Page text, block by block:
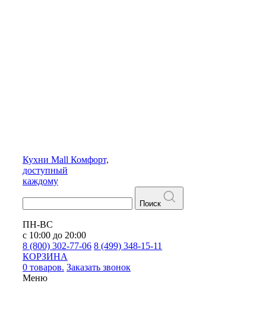
Кухни Mall Комфорт,
доступный
каждому
Поиск
ПН-ВС
с 10:00 до 20:00
8 (800) 302-77-06 8 (499) 348-15-11
КОРЗИНА
0 товаров. Заказать звонок
Меню